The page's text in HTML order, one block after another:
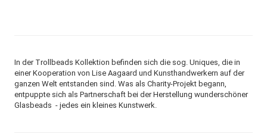
In der Trollbeads Kollektion befinden sich die sog. Uniques, die in
einer Kooperation von Lise Aagaard und Kunsthandwerkern auf der
ganzen Welt entstanden sind. Was als Charity-Projekt begann,
entpuppte sich als Partnerschaft bei der Herstellung wunderschöner
Glasbeads - jedes ein kleines Kunstwerk.